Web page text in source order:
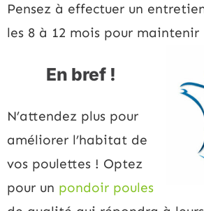
Pensez à effectuer un
les 8 à 12 mois pour maintenir
En bref !
N’attendez plus pour
améliorer l’habitat de
vos poulettes ! Optez
pour un pondoir poules